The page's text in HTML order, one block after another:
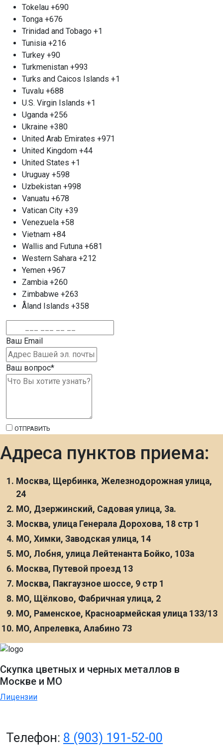
надежного партнера, и именно поэтому ваше
доверие будет оценено по достоинству. Если
наше предложение привлекло ваше внимание,
не медлите — звоните нам! Во «Втормет» мы
всегда открыты для новых партнерств и с
нетерпением ждем возможности сосредоточить
наши усилия на совместном успехе.
Tokelau +690
Tonga +676
Trinidad and Tobago +1
Tunisia +216
Turkey +90
Turkmenistan +993
Turks and Caicos Islands +1
Tuvalu +688
U.S. Virgin Islands +1
Uganda +256
Ukraine +380
United Arab Emirates +971
United Kingdom +44
United States +1
Uruguay +598
Uzbekistan +998
Vanuatu +678
Vatican City +39
Venezuela +58
Vietnam +84
Wallis and Futuna +681
Western Sahara +212
Yemen +967
Zambia +260
Zimbabwe +263
Åland Islands +358
Ваш Email
Ваш вопрос*
ОТПРАВИТЬ
Адреса пунктов приема:
Москва, Щербинка, Железнодорожная улица,
24
МО, Дзержинский, Садовая улица, 3а.
Москва, улица Генерала Дорохова, 18 стр 1
МО, Химки, Заводская улица, 14
МО, Лобня, улица Лейтенанта Бойко, 103а
Москва, Путевой проезд 13
Москва, Пакгаузное шоссе, 9 стр 1
МО, Щёлково, Фабричная улица, 2
МО, Раменское, Красноармейская улица 133/13
МО, Апрелевка, Алабино 73
Скупка цветных и черных металлов в
Москве и МО
Лицензии
Телефон: 8 (903) 191-52-00